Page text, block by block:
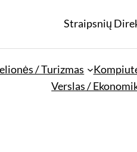
Straipsnių
/ Turizmas
Verslas /